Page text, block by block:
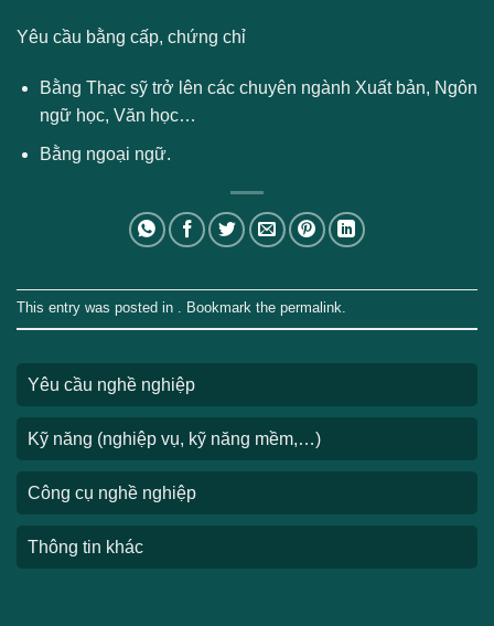
Yêu cầu nghề nghiệp
Kỹ năng (nghiệp vụ, kỹ năng mềm,…)
Công cụ nghề nghiệp
Thông tin khác
Yêu cầu bằng cấp, chứng chỉ
Bằng Thạc sỹ trở lên các chuyên ngành Xuất bản, Ngôn
ngữ học, Văn học…
Bằng ngoại ngữ.
This entry was posted in . Bookmark the permalink.